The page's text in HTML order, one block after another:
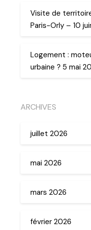
Visite de
Paris-Orly – 10
Logement :
urbaine ? 5 mai
ARCHIVES
juillet 2026
mai 2026
mars 2026
février 2026